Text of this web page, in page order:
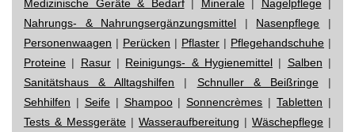
Medizinische Geräte & Bedarf| Minerale| Nagelpflege|
Nahrungs- & Nahrungsergänzungsmittel | Nasenpflege |
Personenwaagen | Perücken | Pflaster | Pflegehandschuhe |
Proteine | Rasur| Reinigungs- & Hygienemittel | Salben |
Sanitätshaus & Alltagshilfen | Schnuller & Beißringe|
Sehhilfen | Seife| Shampoo|Sonnencrèmes |Tabletten |
Tests & Messgeräte | Wasseraufbereitung | Wäschepflege |